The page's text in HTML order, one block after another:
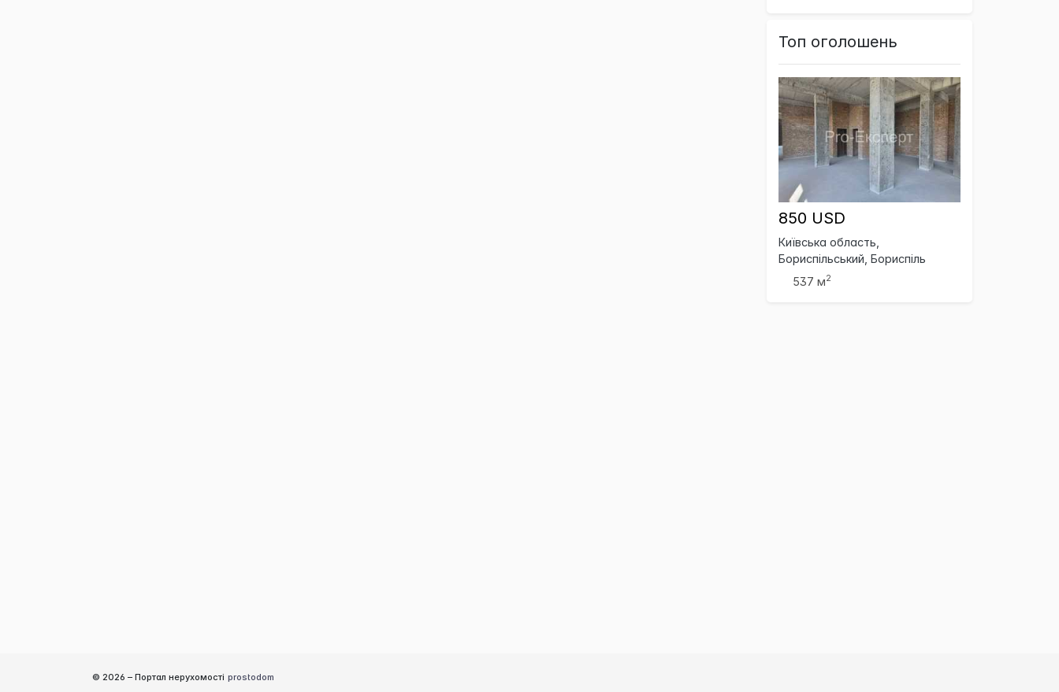
Топ оголошень
850 USD
Київська область,
Бориспільський, Бориспіль
537 м2
© 2026 – Портал нерухомості prostodom